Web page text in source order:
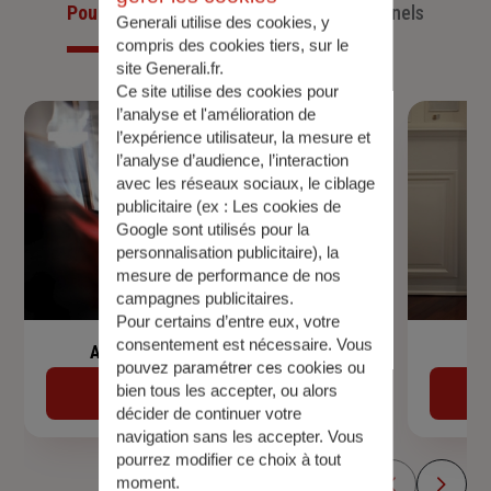
Pour les particuliersPour les professionnels
Assurance de prêt immobilier
Découvrir
Generali utilise des cookies, y
compris des cookies tiers, sur le
site Generali.fr.
Ce site utilise des cookies pour
l’analyse et l'amélioration de
l’expérience utilisateur, la mesure et
l’analyse d’audience, l’interaction
avec les réseaux sociaux, le ciblage
publicitaire (ex : Les cookies de
Google sont utilisés pour la
personnalisation publicitaire), la
mesure de performance de nos
campagnes publicitaires.
Pour certains d’entre eux, votre
consentement est nécessaire. Vous
pouvez paramétrer ces cookies ou
bien tous les accepter, ou alors
décider de continuer votre
navigation sans les accepter. Vous
pourrez modifier ce choix à tout
moment.